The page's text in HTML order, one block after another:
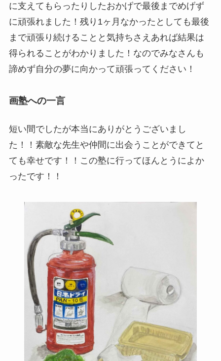
に支えてもらったりしたおかげで最後までめげず
に頑張れました！残り1ヶ月なかったとしても最後
まで頑張り続けることと気持ちさえあれば結果は
得られることがわかりました！なのでみなさんも
諦めず自分の夢に向かって頑張ってください！
画塾への一言
短い間でしたが本当にありがとうございまし
た！！素敵な先生や仲間に出会うことができてと
ても幸せです！！この塾に行ってほんとうによか
ったです！！